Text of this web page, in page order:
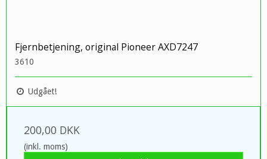
Fjernbetjening, original Pioneer AXD7247
3610
Udgået!
200,00 DKK
(inkl. moms)